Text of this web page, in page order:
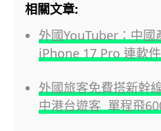
相關文章:
外國YouTuber：中國
iPhone 17 Pro 連軟
外國旅客免費搭新幹
中港台遊客 單程飛